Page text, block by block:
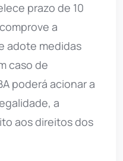
prazo de 10
a
adote medidas
caso de
poderá acionar a
a
aos direitos dos